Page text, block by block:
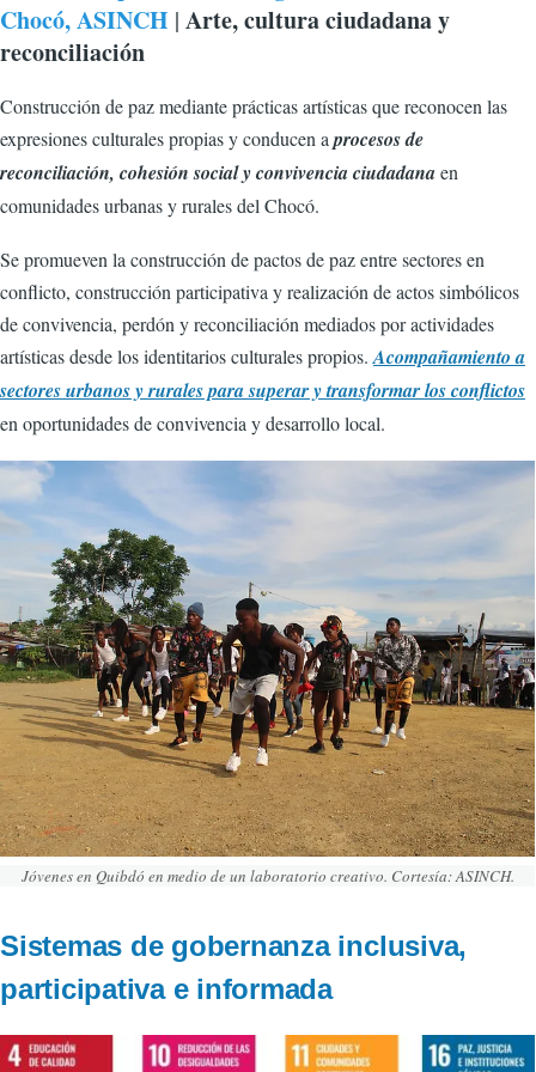
Chocó, ASINCH | Arte, cultura ciudadana y
reconciliación
Construcción de paz mediante prácticas artísticas que reconocen las
expresiones culturales propias y conducen a procesos de
reconciliación, cohesión social y convivencia ciudadanaen
comunidades urbanas y rurales del Chocó.
Se promueven la construcción de pactos de paz entre sectores en
conflicto, construcción participativa y realización de actos simbólicos
de convivencia, perdón y reconciliación mediados por actividades
artísticas desde los identitarios culturales propios. Acompañamiento a
sectores urbanos y rurales para superar y transformar los conflictos
en oportunidades de convivencia y desarrollo local.
Jóvenes en Quibdó en medio de un laboratorio creativo. Cortesía: ASINCH.
Sistemas de gobernanza inclusiva,
participativa e informada